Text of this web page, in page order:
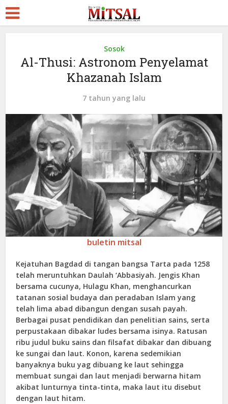
Sosok
Al-Thusi: Astronom Penyelamat
Khazanah Islam
7 tahun yang lalu
buletin mitsal
Kejatuhan Bagdad di tangan bangsa Tarta pada 1258
telah meruntuhkan Daulah ‘Abbasiyah. Jengis Khan
bersama cucunya, Hulagu Khan, menghancurkan
tatanan sosial budaya dan peradaban Islam yang
telah lima abad dibangun dengan susah payah.
Berbagai pusat pendidikan dan penelitian sains, serta
perpustakaan dibakar ludes bersama isinya. Ratusan
ribu judul buku sains dan filsafat dibakar dan dibuang
ke sungai dan laut. Konon, karena sedemikian
banyaknya buku yag dibuang ke laut sehingga
membuat sungai dan laut menjadi berwarna hitam
akibat lunturnya tinta-tinta, maka laut itu disebut
dengan laut hitam.